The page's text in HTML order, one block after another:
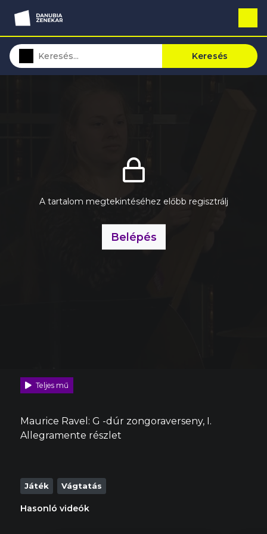
Keresés
A tartalom megtekintéséhez előbb regisztrálj
Belépés
Teljes mű
Maurice Ravel: G -dúr zongoraverseny, I.
Allegramente részlet
Játék Vágtatás
Hasonló videók